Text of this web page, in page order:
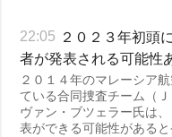
22:05 ２０２３年初頭
者が発表される可能性
２０１４年のマレーシア
ている合同捜査チーム（
ヴァン・ブツェラー氏は
表ができる可能性があると